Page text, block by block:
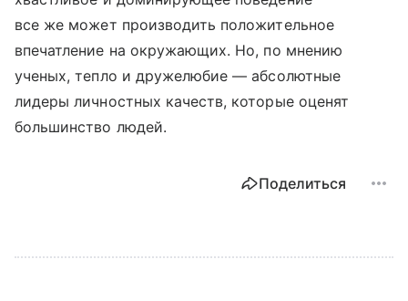
все же может производить положительное
впечатление на окружающих. Но, по мнению
ученых, тепло и дружелюбие — абсолютные
лидеры личностных качеств, которые оценят
большинство людей.
Поделиться